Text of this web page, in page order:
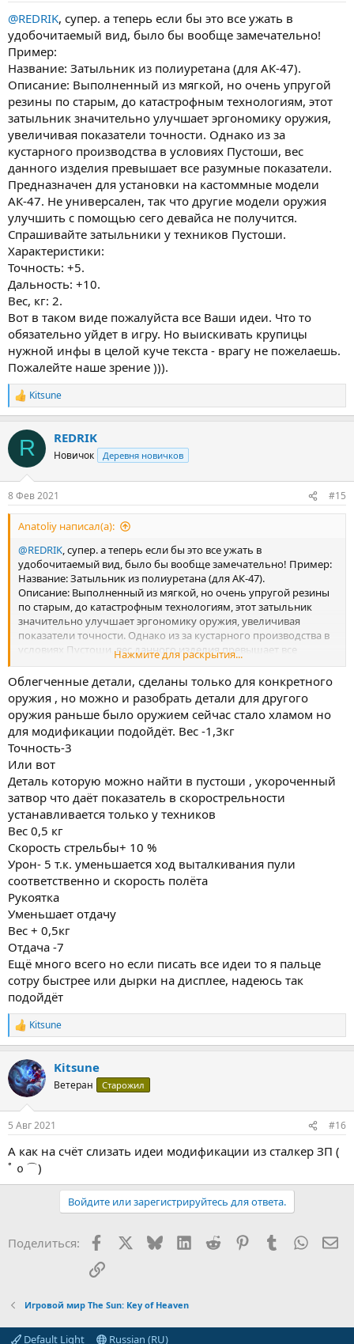
@REDRIK, супер. а теперь если бы это все ужать в
удобочитаемый вид, было бы вообще замечательно!
Пример:
Название: Затыльник из полиуретана (для АК-47).
Описание: Выполненный из мягкой, но очень упругой
резины по старым, до катастрофным технологиям, этот
затыльник значительно улучшает эргономику оружия,
увеличивая показатели точности. Однако из за
кустарного производства в условиях Пустоши, вес
данного изделия превышает все разумные показатели.
Предназначен для установки на кастоммные модели
АК-47. Не универсален, так что другие модели оружия
улучшить с помощью сего девайса не получится.
Спрашивайте затыльники у техников Пустоши.
Характеристики:
Точность: +5.
Дальность: +10.
Вес, кг: 2.
Вот в таком виде пожалуйста все Ваши идеи. Что то
обязательно уйдет в игру. Но выискивать крупицы
нужной инфы в целой куче текста - врагу не пожелаешь.
Пожалейте наше зрение ))).
Р
е
к
и
Kitsune
R REDRIK
Новичок Деревня новичков
8 Фев 2021 #15
Anatoliy написал(а):
@REDRIK, супер. а теперь если бы это все ужать в
удобочитаемый вид, было бы вообще замечательно! Пример:
Название: Затыльник из полиуретана (для АК-47).
Описание: Выполненный из мягкой, но очень упругой резины
по старым, до катастрофным технологиям, этот затыльник
значительно улучшает эргономику оружия, увеличивая
показатели точности. Однако из за кустарного производства в
условиях Пустоши, вес данного изделия превышает все
разумные показатели. Предназначен для установки на
кастоммные модели АК-47. Не универсален, так что другие
модели оружия улучшить с помощью сего девайса не
получится. Спрашивайте затыльники у техников Пустоши.
Характеристики:
Точность: +5.
Дальность: +10.
Вес, кг: 2.
Вот в таком виде пожалуйста все Ваши идеи. Что то
обязательно уйдет в игру. Но выискивать крупицы нужной
инфы в целой куче текста - врагу не пожелаешь. Пожалейте
наше зрение ))).
Нажмите для раскрытия...
Облегченные детали, сделаны только для конкретного
оружия , но можно и разобрать детали для другого
оружия раньше было оружием сейчас стало хламом но
для модификации подойдёт. Вес -1,3кг
Точность-3
Или вот
Деталь которую можно найти в пустоши , укороченный
затвор что даёт показатель в скорострельности
устанавливается только у техников
Вес 0,5 кг
Скорость стрельбы+ 10 %
Урон- 5 т.к. уменьшается ход выталкивания пули
соответственно и скорость полёта
Рукоятка
Уменьшает отдачу
Вес + 0,5кг
Отдача -7
Ещё много всего но если писать все идеи то я пальце
сотру быстрее или дырки на дисплее, надеюсь так
подойдёт
Р
е
к
ц
и
Kitsune
Kitsune
Ветеран Старожил
5 Авг 2021 #16
А как на счёт слизать идеи модификации из сталкер ЗП (
ﾟｏ⌒)
Войдите или зарегистрируйтесь для ответа.
Поделиться: FacebookX (Twitter)
BlueskyLinkedIn
Reddit PinterestTumblr
Ссылка
Игровой мир The Sun: Key of Heaven
Default Light Russian (RU)